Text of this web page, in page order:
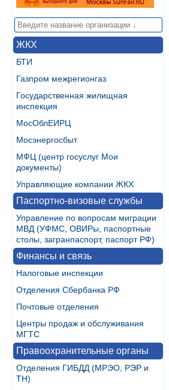
ЖКХ
БТИ
Газпром межрегионгаз
Государственная жилищная
инспекция
МосОблЕИРЦ
Мосэнергосбыт
МФЦ (центр госуслуг Мои
документы)
Управляющие компании ЖКХ
Паспортно-визовые службы
Управление по вопросам миграции
МВД (УФМС, ОВИРы, паспортные
столы, загранпаспорт, паспорт РФ)
Финансы и связь
Налоговые инспекции
Отделения Сбербанка РФ
Почтовые отделения
Центры продаж и обслуживания
МГТС
Правоохранительные органы
Отделения ГИБДД (МРЭО, РЭР и
ТН)